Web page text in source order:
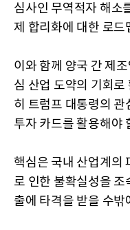
심사인 무역적자 해소
제 합리화에 대한 로
이와 함께 양국 간 제
심 산업 도약의 기회
히 트럼프 대통령의 관
투자 카드를 활용해야
핵심은 국내 산업계의
로 인한 불확실성을
출에 타격을 받을 수밖